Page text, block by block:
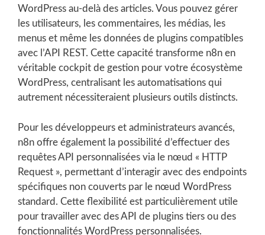
WordPress au-delà des articles. Vous pouvez gérer
les utilisateurs, les commentaires, les médias, les
menus et même les données de plugins compatibles
avec l’API REST. Cette capacité transforme n8n en
véritable cockpit de gestion pour votre écosystème
WordPress, centralisant les automatisations qui
autrement nécessiteraient plusieurs outils distincts.
Pour les développeurs et administrateurs avancés,
n8n offre également la possibilité d’effectuer des
requêtes API personnalisées via le nœud « HTTP
Request », permettant d’interagir avec des endpoints
spécifiques non couverts par le nœud WordPress
standard. Cette flexibilité est particulièrement utile
pour travailler avec des API de plugins tiers ou des
fonctionnalités WordPress personnalisées.